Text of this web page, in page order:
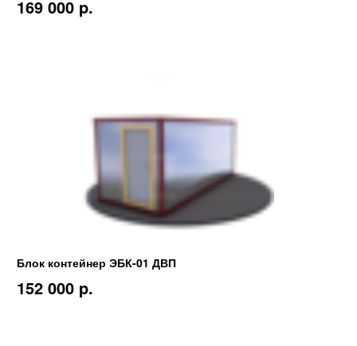
169 000 p.
Блок контейнер ЭБК-01 ДВП
152 000 p.